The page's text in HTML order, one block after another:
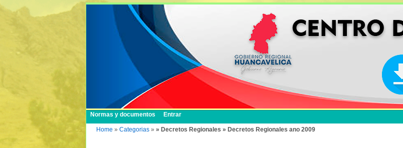
Normas y documentos Entrar
Home » Categorias » » Decretos Regionales » Decretos Regionales ano 2009